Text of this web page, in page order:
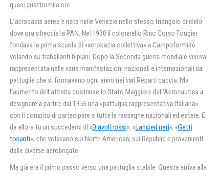
quasi quattromila ore.
L’acrobazia aerea è nata nelle Venezie nello stesso triangolo di clelo
dove ora sfreccia la PAN. Nel 1930 iI colonnello Rino Corso Fougier
fondava la prima scuola di «acrobazia collettiva» a Carnpoformido
volando su traballanti biplani. Dopo la Seconda guerra mondiale veniva
rappresentata nelle varie manifestazioni nazionali e internazionali da
pattuglie che si formavano ogni anno nei vari Reparti caccia. Ma
l’aumento dell’attivita costrinse lo Stato Maggiore dell’Aeronautica a
designare a partire dal 1956 una «pattuglia rappresentativa Italiana»
con II compito di partecipare a tutte le rassegne nazionali ed estere. E
da allora fu un succedersi dl «Diavoll rossi», «Lancieri neri», «Getti
tonanti», che volavano sui North American, sui Republic e provenientl
dalle diverse aerobrigate.
Ma già era iI primo passo verso una pattuglia stabile. Questa arriva alla